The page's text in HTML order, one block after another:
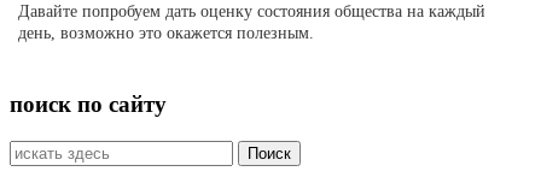
Давайте попробуем дать оценку состояния общества на каждый
день, возможно это окажется полезным.
поиск по сайту
Искать: